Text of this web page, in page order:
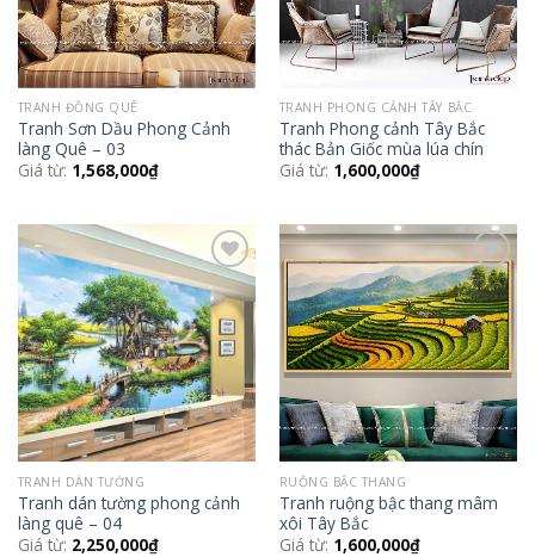
TRANH ĐỒNG QUÊ
Tranh Sơn Dầu Phong Cảnh
làng Quê – 03
Giá từ: 1,568,000₫
TRANH PHONG CẢNH TÂY BẮC
Tranh Phong cảnh Tây Bắc
thác Bản Giốc mùa lúa chín
Giá từ: 1,600,000₫
Add to
Wishlist
TRANH DÁN TƯỜNG
Tranh dán tường phong cảnh
làng quê – 04
Giá từ: 2,250,000₫
Add to
Wishlist
RUỘNG BẬC THANG
Tranh ruộng bậc thang mâm
xôi Tây Bắc
Giá từ: 1,600,000₫